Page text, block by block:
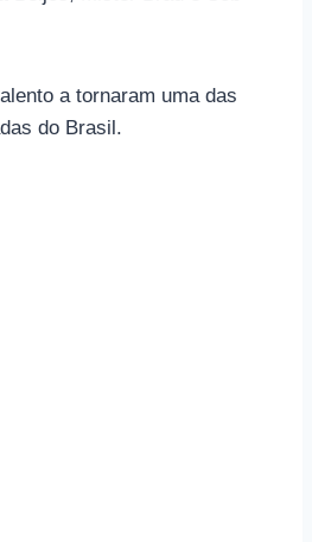
a tornaram uma das
do Brasil.